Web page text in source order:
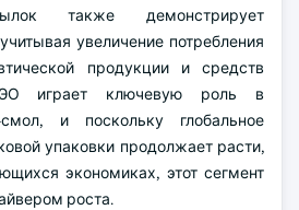
также демонстрирует
увеличение потребления
продукции и средств
играет ключевую роль в
и поскольку глобальное
упаковки продолжает расти,
экономиках, этот сегмент
роста.